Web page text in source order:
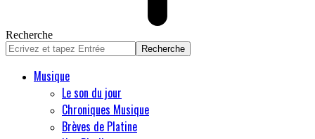
Recherche
Musique
Le son du jour
Chroniques Musique
Brèves de Platine